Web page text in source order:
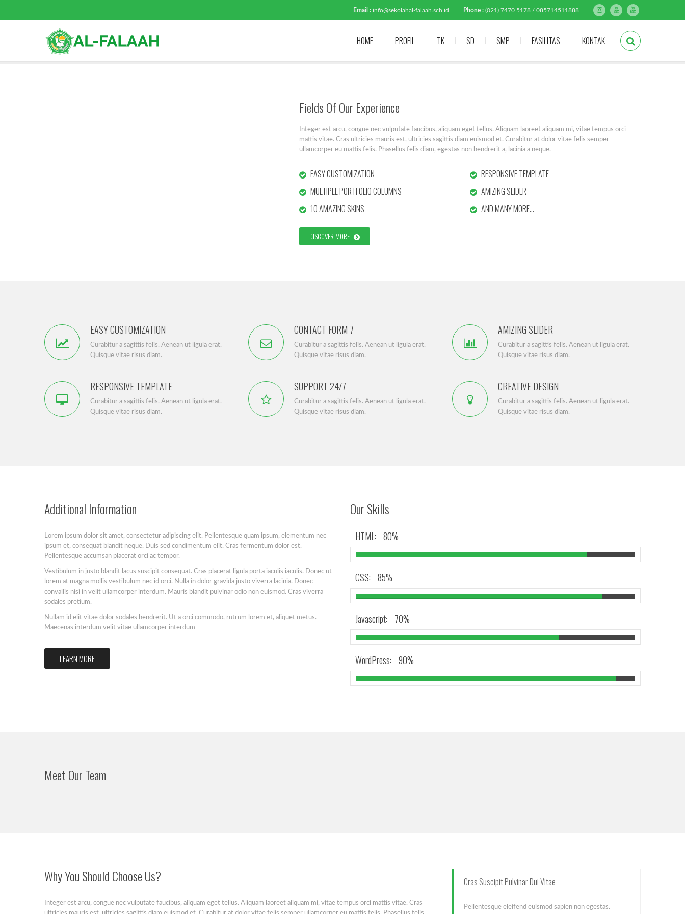
Email : info@sekolahal-falaah.sch.id Phone : (021) 7470 5178 / 085714511888
HOME PROFIL TK SD SMP FASILITAS KONTAK
Fields Of Our Experience
Integer est arcu, congue nec vulputate faucibus, aliquam eget tellus. Aliquam laoreet aliquam mi, vitae tempus orci
mattis vitae. Cras ultricies mauris est, ultricies sagittis diam euismod et. Curabitur at dolor vitae felis semper
ullamcorper eu mattis felis. Phasellus felis diam, egestas non hendrerit a, lacinia a neque.
EASY CUSTOMIZATION
RESPONSIVE TEMPLATE
MULTIPLE PORTFOLIO COLUMNS
AMIZING SLIDER
10 AMAZING SKINS
AND MANY MORE…
DISCOVER MORE
EASY CUSTOMIZATION
Curabitur a sagittis felis. Aenean ut ligula erat.
Quisque vitae risus diam.
CONTACT FORM 7
Curabitur a sagittis felis. Aenean ut ligula erat.
Quisque vitae risus diam.
AMIZING SLIDER
Curabitur a sagittis felis. Aenean ut ligula erat.
Quisque vitae risus diam.
RESPONSIVE TEMPLATE
Curabitur a sagittis felis. Aenean ut ligula erat.
Quisque vitae risus diam.
SUPPORT 24/7
Curabitur a sagittis felis. Aenean ut ligula erat.
Quisque vitae risus diam.
CREATIVE DESIGN
Curabitur a sagittis felis. Aenean ut ligula erat.
Quisque vitae risus diam.
Additional Information
Lorem ipsum dolor sit amet, consectetur adipiscing elit. Pellentesque quam ipsum, elementum nec
ipsum et, consequat blandit neque. Duis sed condimentum elit. Cras fermentum dolor est.
Pellentesque accumsan placerat orci ac tempor.
Vestibulum in justo blandit lacus suscipit consequat. Cras placerat ligula porta iaculis iaculis. Donec ut
lorem at magna mollis vestibulum nec id orci. Nulla in dolor gravida justo viverra lacinia. Donec
convallis nisi in velit ullamcorper interdum. Mauris blandit pulvinar odio non euismod. Cras viverra
sodales pretium.
Nullam id elit vitae dolor sodales hendrerit. Ut a orci commodo, rutrum lorem et, aliquet metus.
Maecenas interdum velit vitae ullamcorper interdum
LEARN MORE
Our Skills
HTML: 80%
CSS: 85%
Javascript: 70%
WordPress: 90%
Meet Our Team
Why You Should Choose Us?
Integer est arcu, congue nec vulputate faucibus, aliquam eget tellus. Aliquam laoreet aliquam mi, vitae tempus orci mattis vitae. Cras
Cras Suscipit Pulvinar Dui Vitae
Pellentesque eleifend euismod sapien non egestas.